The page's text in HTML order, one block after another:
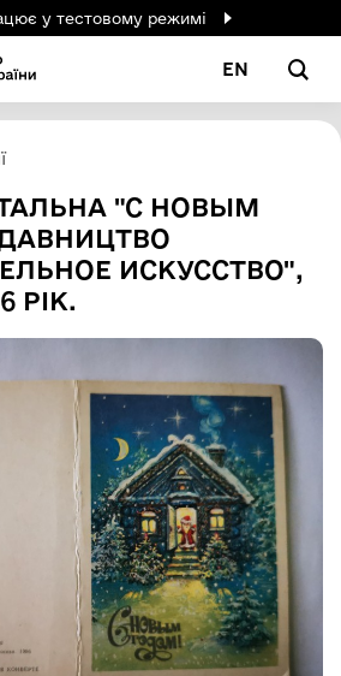
у тестовому режимі
EN
"С НОВЫМ
ИСКУССТВО",
РІК.